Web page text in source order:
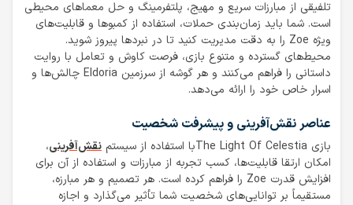
تلفیقی از مبارزات سریع و مهیج، پلتفرمینگ و حل معماهای محیطی
است. شما باید زمان‌بندی حملات، استفاده از کمبوها و قابلیت‌های
ویژه Zoe را به دقت مدیریت کنید تا در نبردها پیروز شوید.
محیط‌های گسترده و متنوع بازی، فرصت کاوش و تعامل با روایت
داستانی را فراهم می‌کنند و هر گوشه از سرزمین Eldoria چالش‌ها و
اسرار خاص خود را ارائه می‌دهد.
عناصر نقش‌آفرینی و پیشرفت شخصیت
بازی The Light Of Celestiaبا استفاده از سیستم نقش‌آفرینی،
امکان ارتقا قابلیت‌ها، کسب تجربه از مبارزات و استفاده از آن برای
افزایش قدرت Zoe را فراهم کرده است. هر تصمیم و هر مبارزه،
مستقیماً بر توانایی‌های شخصیت شما تأثیر می‌گذارد و اجازه